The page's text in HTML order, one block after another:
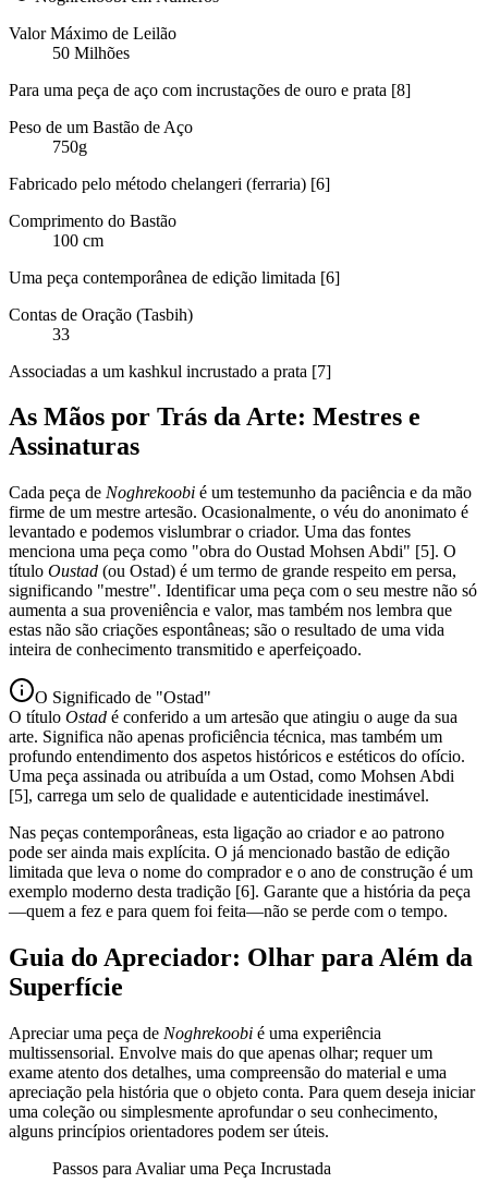
Valor Máximo de Leilão
50 Milhões
Para uma peça de aço com incrustações de ouro e prata [8]
Peso de um Bastão de Aço
750g
Fabricado pelo método chelangeri (ferraria) [6]
Comprimento do Bastão
100 cm
Uma peça contemporânea de edição limitada [6]
Contas de Oração (Tasbih)
33
Associadas a um kashkul incrustado a prata [7]
As Mãos por Trás da Arte: Mestres e
Assinaturas
Cada peça de Noghrekoobi é um testemunho da paciência e da mão
firme de um mestre artesão. Ocasionalmente, o véu do anonimato é
levantado e podemos vislumbrar o criador. Uma das fontes
menciona uma peça como "obra do Oustad Mohsen Abdi" [5]. O
título Oustad (ou Ostad) é um termo de grande respeito em persa,
significando "mestre". Identificar uma peça com o seu mestre não só
aumenta a sua proveniência e valor, mas também nos lembra que
estas não são criações espontâneas; são o resultado de uma vida
inteira de conhecimento transmitido e aperfeiçoado.
O Significado de "Ostad"
O título Ostad é conferido a um artesão que atingiu o auge da sua
arte. Significa não apenas proficiência técnica, mas também um
profundo entendimento dos aspetos históricos e estéticos do ofício.
Uma peça assinada ou atribuída a um Ostad, como Mohsen Abdi
[5], carrega um selo de qualidade e autenticidade inestimável.
Nas peças contemporâneas, esta ligação ao criador e ao patrono
pode ser ainda mais explícita. O já mencionado bastão de edição
limitada que leva o nome do comprador e o ano de construção é um
exemplo moderno desta tradição [6]. Garante que a história da peça
—quem a fez e para quem foi feita—não se perde com o tempo.
Guia do Apreciador: Olhar para Além da
Superfície
Apreciar uma peça de Noghrekoobi é uma experiência
multissensorial. Envolve mais do que apenas olhar; requer um
exame atento dos detalhes, uma compreensão do material e uma
apreciação pela história que o objeto conta. Para quem deseja iniciar
uma coleção ou simplesmente aprofundar o seu conhecimento,
alguns princípios orientadores podem ser úteis.
Passos para Avaliar uma Peça Incrustada